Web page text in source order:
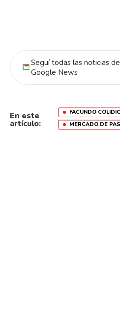
Seguí todas las noticias de
Google News
En este
artículo:
FACUNDO
MERCADO DE